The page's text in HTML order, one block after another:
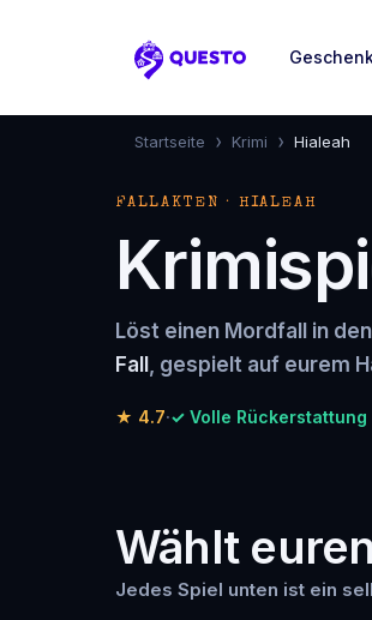
Questo
Startseite › Krimi › Hialeah
FALLAKTEN · HIALEAH
Löst einen Mordfall in
Fall , gespielt auf eurem
★ 4.7·✓ Volle
Wählt
Jedes Spiel unten ist ein